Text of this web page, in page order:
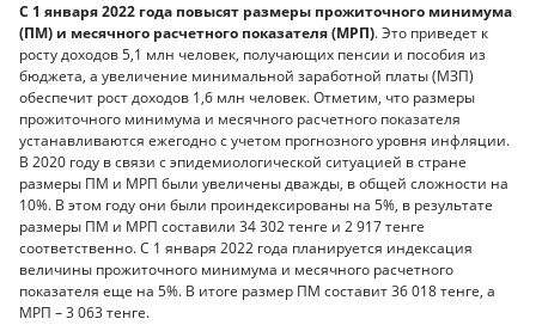
С 1 января 2022 года повысят размеры прожиточного минимума
(ПМ) и месячного расчетного показателя (МРП). Это приведет к
росту доходов 5,1 млн человек, получающих пенсии и пособия из
бюджета, а увеличение минимальной заработной платы (МЗП)
обеспечит рост доходов 1,6 млн человек. Отметим, что размеры
прожиточного минимума и месячного расчетного показателя
устанавливаются ежегодно с учетом прогнозного уровня инфляции.
В 2020 году в связи с эпидемиологической ситуацией в стране
размеры ПМ и МРП были увеличены дважды, в общей сложности на
10%. В этом году они были проиндексированы на 5%, в результате
размеры ПМ и МРП составили 34 302 тенге и 2 917 тенге
соответственно. С 1 января 2022 года планируется индексация
величины прожиточного минимума и месячного расчетного
показателя еще на 5%. В итоге размер ПМ составит 36 018 тенге, а
МРП – 3 063 тенге.